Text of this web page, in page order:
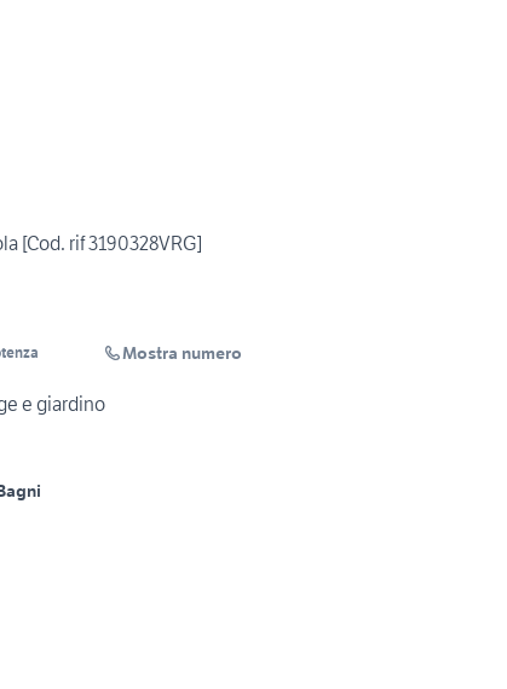
[Cod. rif 3190328VRG]
Mostra numero
e giardino